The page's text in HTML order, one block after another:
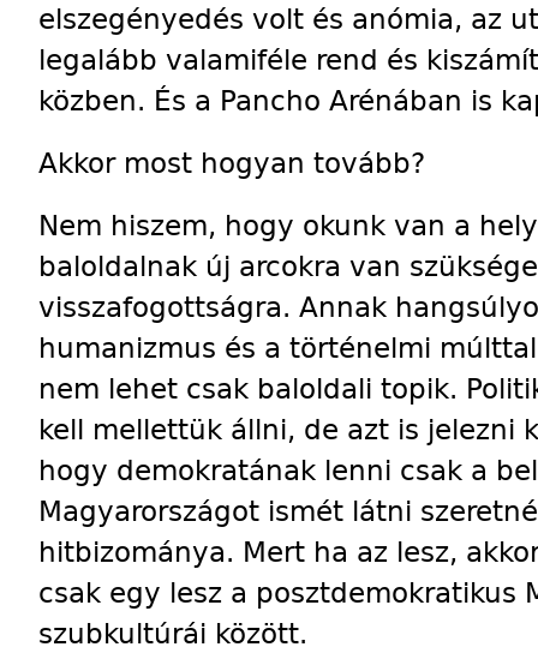
elszegényedés volt és anómia, az
legalább valamiféle rend és
közben. És a Pancho Arénában is
Akkor most hogyan tovább?
Nem hiszem, hogy okunk van a
baloldalnak új arcokra van
visszafogottságra. Annak
humanizmus és a történelmi
nem lehet csak baloldali topik.
kell mellettük állni, de azt is jelezni
hogy demokratának lenni csak a
Magyarországot ismét látni
hitbizománya. Mert ha az lesz,
csak egy lesz a posztdemokratikus
szubkultúrái között.